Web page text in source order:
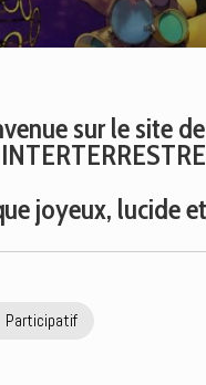
sur le site
joyeux, lucide
Participatif